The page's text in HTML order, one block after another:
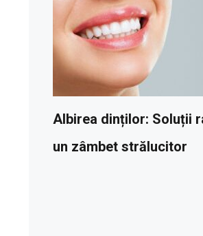
Albirea dinților: Soluții
un zâmbet strălucitor